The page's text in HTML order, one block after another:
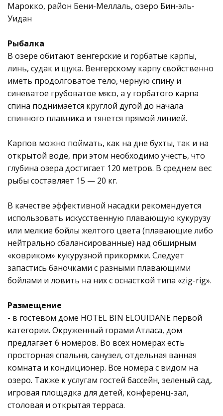
Марокко, район Бени-Меллаль, озеро Бин-эль-
Уидан
Рыбалка
В озере обитают венгерские и горбатые карпы,
линь, судак и щука. Венгерскому карпу свойственно
иметь продолговатое тело, черную спину и
синеватое грубоватое мясо, а у горбатого карпа
спина поднимается круглой дугой до начала
спинного плавника и тянется прямой линией.
Карпов можно поймать, как на дне бухты, так и на
открытой воде, при этом необходимо учесть, что
глубина озера достигает 120 метров. В среднем вес
рыбы составляет 15 — 20 кг.
В качестве эффективной насадки рекомендуется
использовать искусственную плавающую кукурузу
или мелкие бойлы желтого цвета (плавающие либо
нейтрально сбалансированные) над обширным
«ковриком» кукурузной прикормки. Следует
запастись баночками с разными плавающими
бойлами и ловить на них с оснасткой типа «zig-rig».
Размещение
- в гостевом доме HOTEL BIN ELOUIDANE первой
категории. Окруженный горами Атласа, дом
предлагает 6 номеров. Во всех номерах есть
просторная спальня, санузел, отдельная ванная
комната и кондиционер. Все номера с видом на
озеро. Также к услугам гостей бассейн, зеленый сад,
игровая площадка для детей, конференц-зал,
столовая и открытая терраса.